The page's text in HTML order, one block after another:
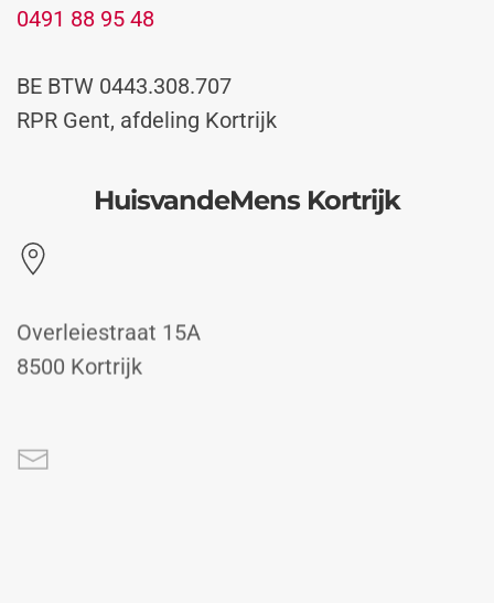
0491 88 95 48
BE BTW 0443.308.707
RPR Gent, afdeling Kortrijk
HuisvandeMens Kortrijk
Overleiestraat 15A
8500 Kortrijk